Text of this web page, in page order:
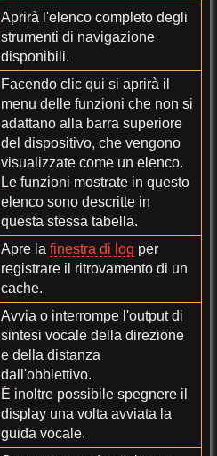
Aprirà l'elenco completo degli
strumenti di navigazione
disponibili.
Facendo clic qui si aprirà il
menu delle funzioni che non si
adattano alla barra superiore
del dispositivo, che vengono
visualizzate come un elenco.
Le funzioni mostrate in questo
elenco sono descritte in
questa stessa tabella.
Apre la finestra di log per
registrare il ritrovamento di un
cache.
Avvia o interrompe l'output di
sintesi vocale della direzione
e della distanza
dall'obbiettivo.
È inoltre possibile spegnere il
display una volta avviata la
guida vocale.